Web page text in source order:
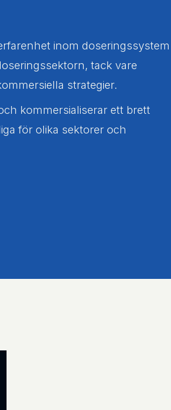
inom
tack vare
strategier.
kommersialiserar ett brett
för olika sektorer och